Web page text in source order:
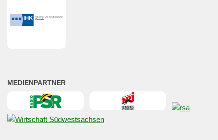
MEDIENPARTNER